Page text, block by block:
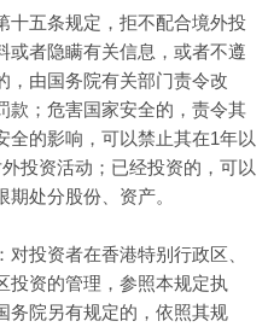
十五条规定，拒不配合境外投
或者隐瞒有关信息，或者不遵
，由国务院有关部门责令改
款；危害国家安全的，责令其
全的影响，可以禁止其在1年以
投资活动；已经投资的，可以
处分股份、资产。
对投资者在香港特别行政区、
投资的管理，参照本规定执
务院另有规定的，依照其规